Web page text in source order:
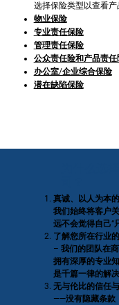
选择保险类型以查看产
物业保险
专业责任保险
管理责任保险
公众责任险和产品责任
办公室/企业综合保险
潜在缺陷保险
真诚、以人为本
我们始终将客户
远不会觉得自己“
了解您所在行业
– 我们的团队在
拥有深厚的专业
是千篇一律的解决
无与伦比的信任
——没有隐藏条款